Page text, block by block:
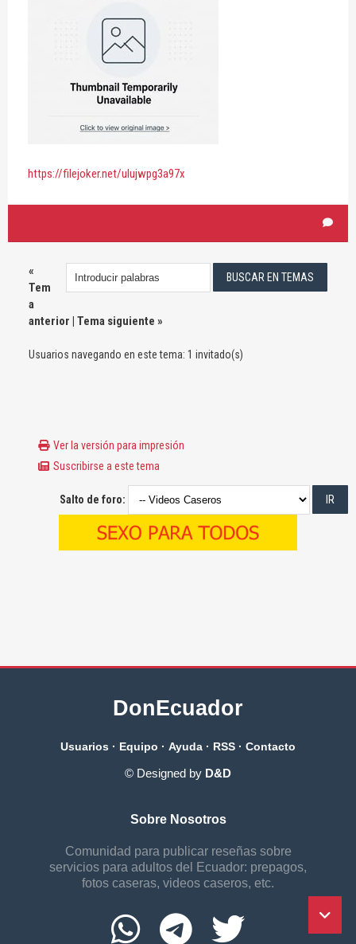
https://filejoker.net/ulujwpg3a97x
«
Tem
a
anterior | Tema siguiente »
Usuarios navegando en este tema: 1 invitado(s)
Ver la versión para impresión
Suscribirse a este tema
Salto de foro:
DonEcuador
Usuarios · Equipo · Ayuda · RSS · Contacto
© Designed by D&D
Sobre Nosotros
Comunidad para publicar reseñas sobre
servicios para adultos del Ecuador: prepagos,
fotos caseras, videos caseros, etc.